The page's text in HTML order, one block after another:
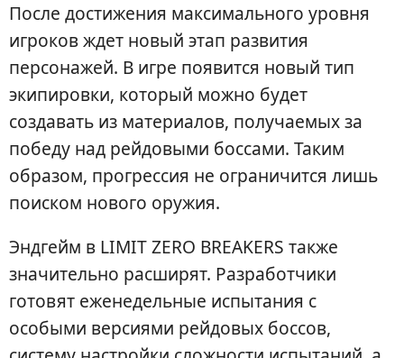
После достижения максимального уровня
игроков ждет новый этап развития
персонажей. В игре появится новый тип
экипировки, который можно будет
создавать из материалов, получаемых за
победу над рейдовыми боссами. Таким
образом, прогрессия не ограничится лишь
поиском нового оружия.
Эндгейм в LIMIT ZERO BREAKERS также
значительно расширят. Разработчики
готовят еженедельные испытания с
особыми версиями рейдовых боссов,